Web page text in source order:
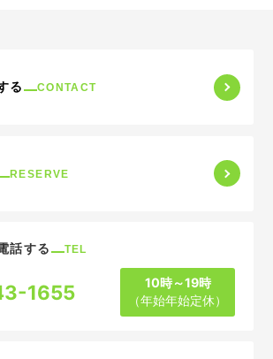
る CONTACT
RESERVE
話する TEL
1655
10時～19時
（年始年始定休）